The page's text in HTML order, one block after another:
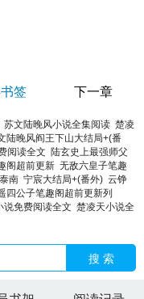
签 下一章
苏文陆晚风小说全集阅读 楚凌
陆晚风阎王下山大结局+(番
阅读全文 陆玄史上最强师父
阁超前更新 无敌六皇子笔趣
南 宁宸大结局+(番外) 云铮
四公子笔趣阁超前更新列
说免费阅读全文 楚凌天小说全
搜 索